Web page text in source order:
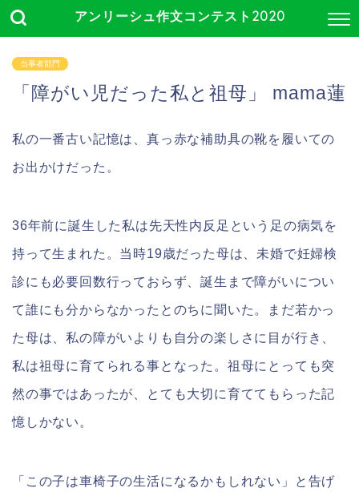
アンリーシュ作文コンテスト2020
当事者部門
「障がい児だった私と祖母」 mama蓮
私の一番古い記憶は、真っ赤な補助具の靴を履いての
お出かけだった。
36年前に誕生した私は先天性内反足という足の病気を
持って生まれた。当時19歳だった母は、未婚で妊婦検
診にも必要回数行っておらず、誕生まで障がいについ
て誰にも分からなかったとのちに聞いた。まだ若かっ
た母は、私の障がいよりも自分の楽しさに目が行き、
私は祖母に育てられる事となった。祖母にとっても突
然の事ではあったが、とても大切に育ててもらった記
憶しかない。
「この子は車椅子の生活になるかもしれない」と告げ